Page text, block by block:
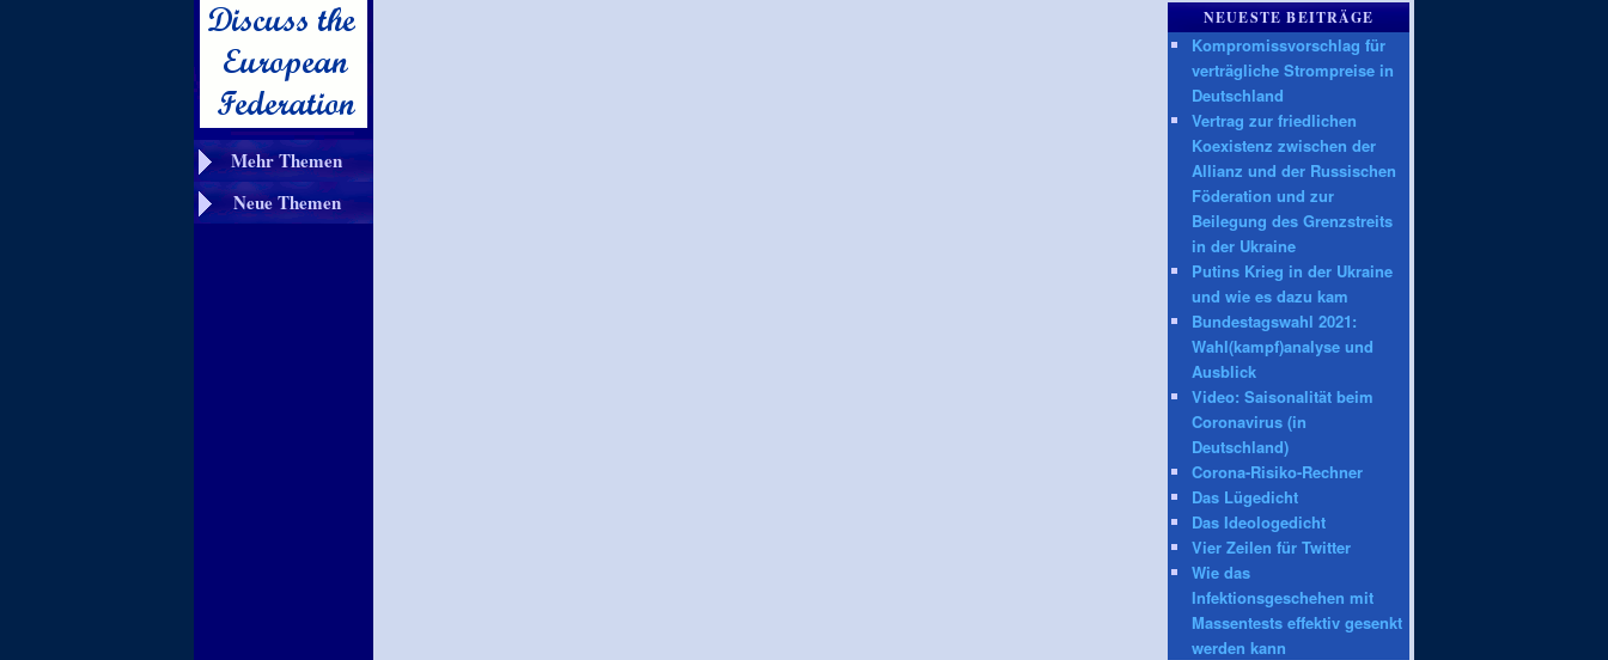
Mehr Themen
Neue Themen
NEUESTE BEITRÄGE
Kompromissvorschlag für
verträgliche Strompreise in
Deutschland
Vertrag zur friedlichen
Koexistenz zwischen der
Allianz und der Russischen
Föderation und zur
Beilegung des Grenzstreits
in der Ukraine
Putins Krieg in der Ukraine
und wie es dazu kam
Bundestagswahl 2021:
Wahl(kampf)analyse und
Ausblick
Video: Saisonalität beim
Coronavirus (in
Deutschland)
Corona-Risiko-Rechner
Das Lügedicht
Das Ideologedicht
Vier Zeilen für Twitter
Wie das
Infektionsgeschehen mit
Massentests effektiv gesenkt
werden kann